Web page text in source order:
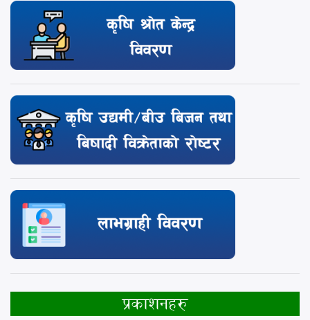
प्रकाशनहरु